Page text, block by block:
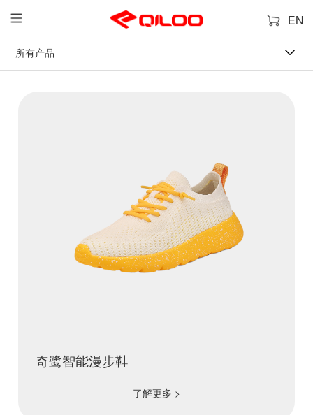
EN
所有产品
奇鹭智能漫步鞋
了解更多 >